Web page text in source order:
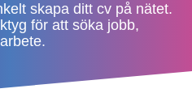
skapa ditt cv på nätet.
för att söka jobb,